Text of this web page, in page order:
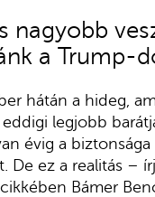
nagyobb
a Trump-
hátán a hideg,
legjobb
évig a
De ez a realitás –
Bámer